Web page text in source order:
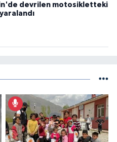
devrilen motosikletteki